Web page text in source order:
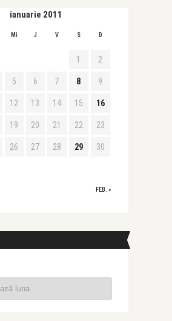
ianuarie 2011
Mi J V S D
FEB. »
1 2
5 6 7 8 9
12 13 14 15 16
19 20 21 22 23
26 27 28 29 30